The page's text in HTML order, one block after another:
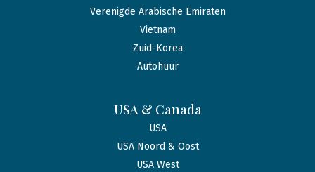
Verenigde Arabische Emiraten
Vietnam
Zuid-Korea
Autohuur
USA & Canada
USA
USA Noord & Oost
USA West